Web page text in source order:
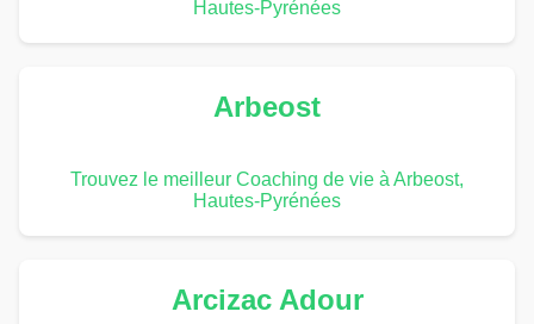
Hautes-Pyrénées
Arbeost
Trouvez le meilleur Coaching de vie à Arbeost,
Hautes-Pyrénées
Arcizac Adour